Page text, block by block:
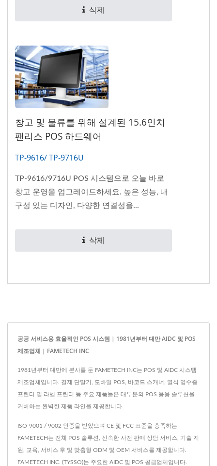
삭제
창고 및 물류를 위해 설계된 15.6인치
팬리스 POS 하드웨어
TP-9616/ TP-9716U
TP-9616/9716U POS 시스템으로 오늘 바로
창고 운영을 업그레이드하세요. 높은 성능, 내
구성 있는 디자인, 다양한 연결성을...
삭제
공공 서비스용 효율적인 POS 시스템 | 1981년부터 대만 AIDC 및 POS
제조업체 | FAMETECH INC
1981년부터 대만에 본사를 둔 FAMETECH INC는 POS 및 AIDC 시스템
제조업체입니다. 결제 단말기, 모바일 POS, 바코드 스캐너, 열식 영수증
프린터 및 라벨 프린터 등 주요 제품들은 대부분의 POS 응용 솔루션을
커버하는 완벽한 제품 라인을 제공합니다.
ISO-9001 / 9002 인증을 받았으며 CE 및 FCC 표준을 충족하는
FAMETECH는 전체 POS 솔루션, 신속한 사전 판매 상담 서비스, 기술 지
원, 교육, 서비스 후 및 맞춤형 ODM 및 OEM 서비스를 제공합니다.
FAMETECH INC. (TYSSO)는 주요한 AIDC 및 POS 공급업체입니다.